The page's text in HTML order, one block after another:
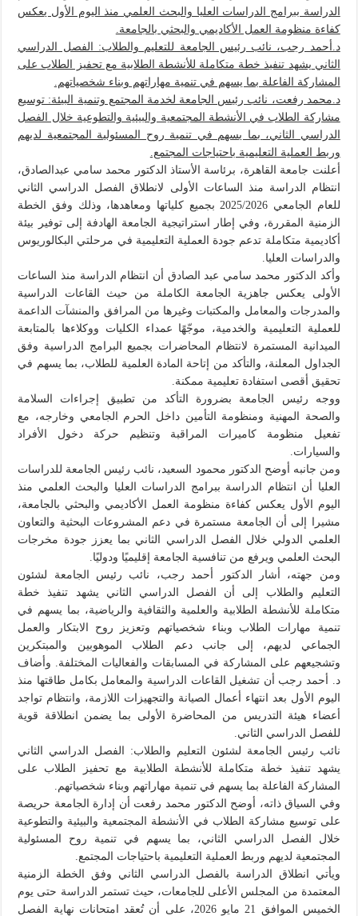
الدراسة ببرامج الدراسات العليا والبحث العلمي منذ اليوم الأول يعكس
كفاءة منظومة العمل الأكاديمي والبحثي بالجامعة.
د.أحمد رجب، نائب رئيس الجامعة للتعليم والطلاب: الفصل الدراسي
الثاني يشهد تنفيذ خطة متكاملة للأنشطة الطلابية مع تحفيز الطلاب على
المشاركة الفاعلة بما يسهم في تنمية مهاراتهم وبناء شخصياتهم.
د.محمد رفعت، نائب رئيس الجامعة لخدمة المجتمع وتنمية البيئة: توسيع
مشاركة الطلاب في الأنشطة المجتمعية والبيئية والتطوعية خلال الفصل
الدراسي الثاني، بما يسهم في تنمية روح المسئولية المجتمعية لديهم
وربط العملية التعليمية باحتياجات المجتمع.
أعلنت جامعة القاهرة، برئاسة الأستاذ الدكتور محمد سامي عبدالصادق،
انتظام الدراسة منذ الساعات الأولى لانطلاق الفصل الدراسي الثاني
للعام الجامعي 2025/2026 بجميع كلياتها ومعاهدها، وذلك وفق الخطة
الزمنية المقررة، وفي إطار استراتيجية الجامعة الهادفة إلى توفير بيئة
أكاديمية متكاملة تدعم جودة العملية التعليمية في مرحلتي البكالوريوس
والدراسات العليا.
وأكد الدكتور محمد سامي عبد الصادق أن انتظام الدراسة منذ الساعات
الأولى يعكس جاهزية الجامعة الكاملة من حيث القاعات الدراسية
والمدرجات والمعامل والمكتبات وغيرها من المرافق والمنشآت الداعمة
للعملية التعليمية والخدمية، موجّهًا عمداء الكليات ووكلاءها بالمتابعة
الميدانية المستمرة لانتظام المحاضرات بجميع البرامج الدراسية وفق
الجداول المعلنة، والتأكد من إتاحة المادة العلمية للطلاب، بما يسهم في
تحقيق أقصى استفادة تعليمية ممكنة.
ووجه رئيس الجامعة بضرورة التأكد من تطبيق إجراءات السلامة
والصحة المهنية ومنظومة التأمين داخل الحرم الجامعي وخارجه، مع
تفعيل منظومة كاميرات المراقبة وتنظيم حركة دخول الأفراد
والسيارات.
ومن جانبه أوضح الدكتور محمود السعيد، نائب رئيس الجامعة للدراسات
العليا أن انتظام الدراسة ببرامج الدراسات العليا والبحث العلمي منذ
اليوم الأول يعكس كفاءة منظومة العمل الأكاديمي والبحثي بالجامعة،
مشيرا إلى أن الجامعة مستمرة في دعم المشروعات البحثية والتعاون
العلمي الدولي خلال الفصل الدراسي الثاني بما يعزز جودة مخرجات
البحث العلمي ويرفع من تنافسية الجامعة إقليميًا ودوليًا.
ومن جهته، أشار الدكتور أحمد رجب، نائب رئيس الجامعة لشئون
التعليم والطلاب إلى أن الفصل الدراسي الثاني يشهد تنفيذ خطة
متكاملة للأنشطة الطلابية والعلمية والثقافية والرياضية، بما يسهم في
تنمية مهارات الطلاب وبناء شخصياتهم وتعزيز روح الابتكار والعمل
الجماعي لديهم، إلى جانب دعم الطلاب الموهوبين والمبتكرين
وتشجيعهم على المشاركة في المسابقات والفعاليات المختلفة. وأضاف
د. أحمد رجب أن تشغيل القاعات الدراسية والمعامل بكامل طاقتها منذ
اليوم الأول بعد انتهاء أعمال الصيانة والتجهيزات اللازمة، وانتظام تواجد
أعضاء هيئة التدريس من المحاضرة الأولى بما يضمن انطلاقة قوية
للفصل الدراسي الثاني.
نائب رئيس الجامعة لشئون التعليم والطلاب: الفصل الدراسي الثاني
يشهد تنفيذ خطة متكاملة للأنشطة الطلابية مع تحفيز الطلاب على
المشاركة الفاعلة بما يسهم في تنمية مهاراتهم وبناء شخصياتهم.
وفي السياق ذاته، أوضح الدكتور محمد رفعت أن إدارة الجامعة حريصة
على توسيع مشاركة الطلاب في الأنشطة المجتمعية والبيئية والتطوعية
خلال الفصل الدراسي الثاني، بما يسهم في تنمية روح المسئولية
المجتمعية لديهم وربط العملية التعليمية باحتياجات المجتمع.
ويأتي انطلاق الدراسة بالفصل الدراسي الثاني وفق الخطة الزمنية
المعتمدة من المجلس الأعلى للجامعات، حيث تستمر الدراسة حتى يوم
الخميس الموافق 21 مايو 2026، على أن تُعقد امتحانات نهاية الفصل